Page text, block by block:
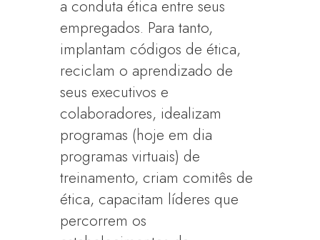
a conduta ética entre seus
empregados. Para tanto,
implantam códigos de ética,
reciclam o aprendizado de
seus executivos e
colaboradores, idealizam
programas (hoje em dia
programas virtuais) de
treinamento, criam comitês de
ética, capacitam líderes que
percorrem os